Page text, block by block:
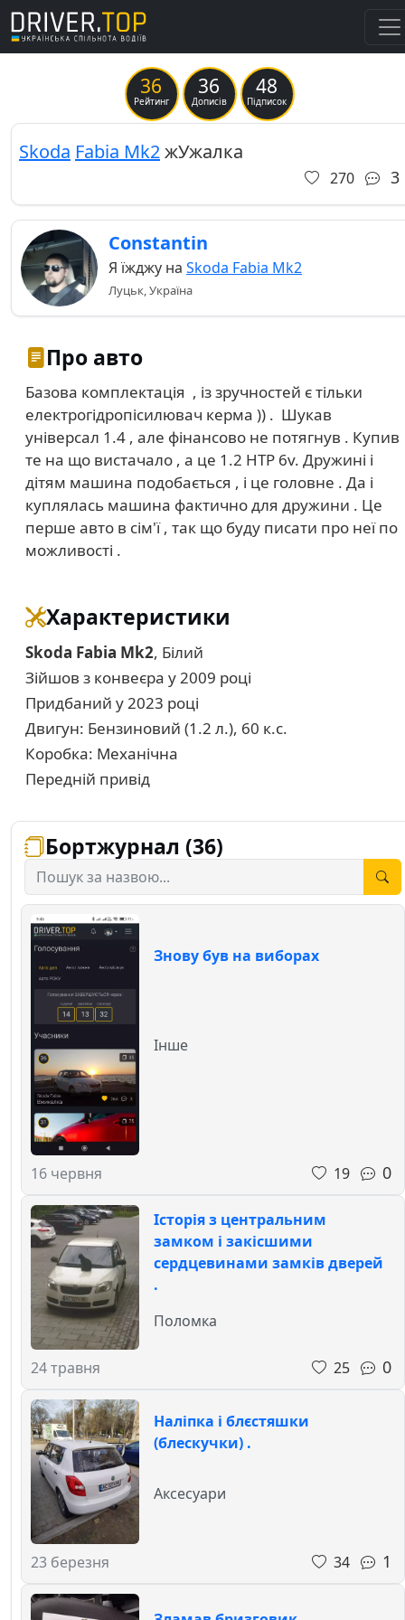
36
Рейтинг
36
Дописів
48
Підписок
Skoda Fabia Mk2жУжалка
270 3
Constantin
Я їжджу на Skoda Fabia Mk2
Луцьк, Україна
Про авто
Базова комплектація , із зручностей є тільки
електрогідропісилювач керма )) . Шукав
універсал 1.4 , але фінансово не потягнув . Купив
те на що вистачало , а це 1.2 HTP 6v. Дружині і
дітям машина подобається , і це головне . Да і
куплялась машина фактично для дружини . Це
перше авто в сім'ї , так що буду писати про неї по
можливості .
Характеристики
Skoda Fabia Mk2, Білий
Зійшов з конвеєра у 2009 році
Придбаний у 2023 році
Двигун: Бензиновий (1.2 л.), 60 к.с.
Коробка: Механічна
Передній привід
Бортжурнал (36)
Знову був на виборах
16 червня
Інше
19 0
Історія з центральним
замком і закісшими
сердцевинами замків дверей
.
24 травня
Поломка
25 0
Наліпка і блєстяшки
(блескучки) .
23 березня
Аксесуари
34 1